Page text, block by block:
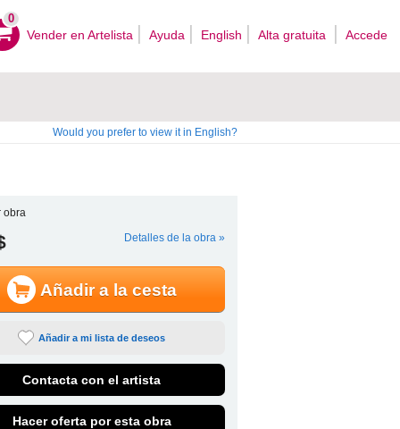
0
Vender en Artelista Ayuda English Alta gratuita Accede
Would you prefer to view it in English?
obra
Detalles de la obra »
Añadir a la cesta
Añadir a mi lista de deseos
Contacta con el artista
Hacer oferta por esta obra